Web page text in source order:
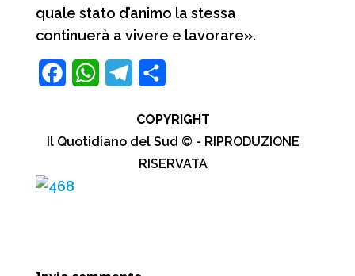
quale stato d’animo la stessa
continuerà a vivere e lavorare».
b
W
n
COPYRIGHT
Il Quotidiano del Sud © - RIPRODUZIONE
RISERVATA